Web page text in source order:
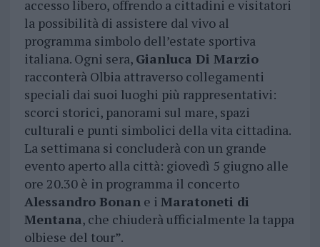
accesso libero, offrendo a cittadini e visitatori
la possibilità di assistere dal vivo al
programma simbolo dell’estate sportiva
italiana. Ogni sera, Gianluca Di Marzio
racconterà Olbia attraverso collegamenti
speciali dai suoi luoghi più rappresentativi:
scorci storici, panorami sul mare, spazi
culturali e punti simbolici della vita cittadina.
La settimana si concluderà con un grande
evento aperto alla città: giovedì 5 giugno alle
ore 20.30 è in programma il concerto
Alessandro Bonane i Maratoneti di
Mentana, che chiuderà ufficialmente la tappa
olbiese del tour”.